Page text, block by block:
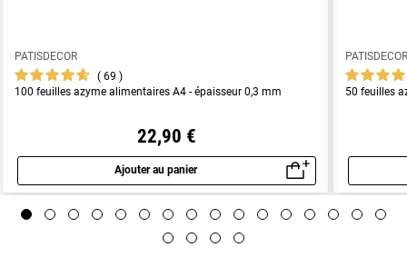
PATISDECOR
69
100 feuilles azyme alimentaires A4 - épaisseur 0,3 mm
22,90 €
Ajouter au panier
Aperçu rapide
50 feuilles